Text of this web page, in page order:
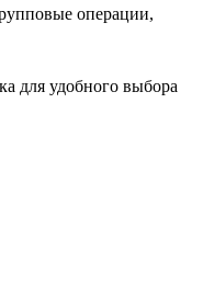
операции,
для удобного выбора